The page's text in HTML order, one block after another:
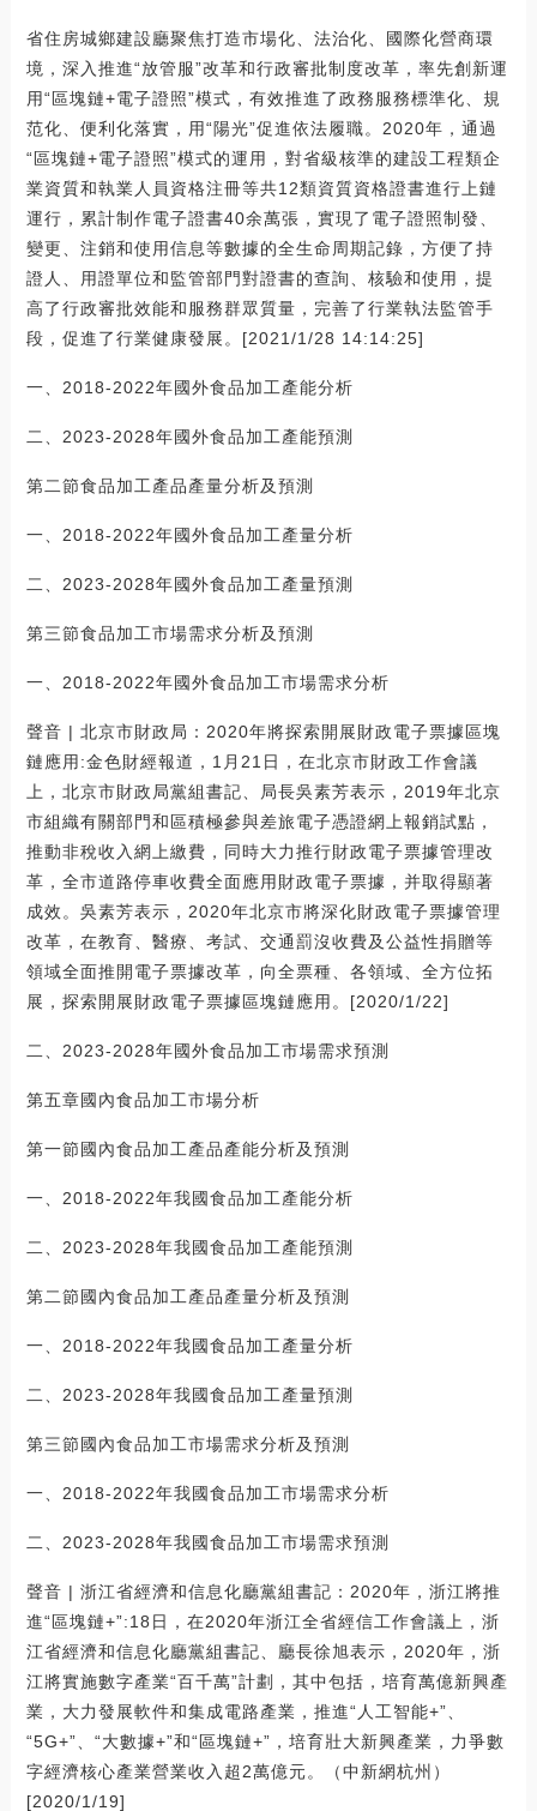
省住房城鄉建設廳聚焦打造市場化、法治化、國際化營商環
境，深入推進“放管服”改革和行政審批制度改革，率先創新運
用“區塊鏈+電子證照”模式，有效推進了政務服務標準化、規
范化、便利化落實，用“陽光”促進依法履職。2020年，通過
“區塊鏈+電子證照”模式的運用，對省級核準的建設工程類企
業資質和執業人員資格注冊等共12類資質資格證書進行上鏈
運行，累計制作電子證書40余萬張，實現了電子證照制發、
變更、注銷和使用信息等數據的全生命周期記錄，方便了持
證人、用證單位和監管部門對證書的查詢、核驗和使用，提
高了行政審批效能和服務群眾質量，完善了行業執法監管手
段，促進了行業健康發展。[2021/1/28 14:14:25]
一、2018-2022年國外食品加工產能分析
二、2023-2028年國外食品加工產能預測
第二節食品加工產品產量分析及預測
一、2018-2022年國外食品加工產量分析
二、2023-2028年國外食品加工產量預測
第三節食品加工市場需求分析及預測
一、2018-2022年國外食品加工市場需求分析
聲音 | 北京市財政局：2020年將探索開展財政電子票據區塊
鏈應用:金色財經報道，1月21日，在北京市財政工作會議
上，北京市財政局黨組書記、局長吳素芳表示，2019年北京
市組織有關部門和區積極參與差旅電子憑證網上報銷試點，
推動非稅收入網上繳費，同時大力推行財政電子票據管理改
革，全市道路停車收費全面應用財政電子票據，并取得顯著
成效。吳素芳表示，2020年北京市將深化財政電子票據管理
改革，在教育、醫療、考試、交通罰沒收費及公益性捐贈等
領域全面推開電子票據改革，向全票種、各領域、全方位拓
展，探索開展財政電子票據區塊鏈應用。[2020/1/22]
二、2023-2028年國外食品加工市場需求預測
第五章國內食品加工市場分析
第一節國內食品加工產品產能分析及預測
一、2018-2022年我國食品加工產能分析
二、2023-2028年我國食品加工產能預測
第二節國內食品加工產品產量分析及預測
一、2018-2022年我國食品加工產量分析
二、2023-2028年我國食品加工產量預測
第三節國內食品加工市場需求分析及預測
一、2018-2022年我國食品加工市場需求分析
二、2023-2028年我國食品加工市場需求預測
聲音 | 浙江省經濟和信息化廳黨組書記：2020年，浙江將推
進“區塊鏈+”:18日，在2020年浙江全省經信工作會議上，浙
江省經濟和信息化廳黨組書記、廳長徐旭表示，2020年，浙
江將實施數字產業“百千萬”計劃，其中包括，培育萬億新興產
業，大力發展軟件和集成電路產業，推進“人工智能+”、
“5G+”、“大數據+”和“區塊鏈+”，培育壯大新興產業，力爭數
字經濟核心產業營業收入超2萬億元。（中新網杭州）
[2020/1/19]